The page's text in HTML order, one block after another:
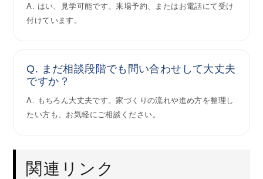
A. はい、見学可能です。来場予約、またはお電話にて受け
付けています。
Q. まだ相談段階でも問い合わせして大丈夫
ですか？
A. もちろん大丈夫です。家づくりの流れや進め方を整理し
たい方も、お気軽にご相談ください。
関連リンク